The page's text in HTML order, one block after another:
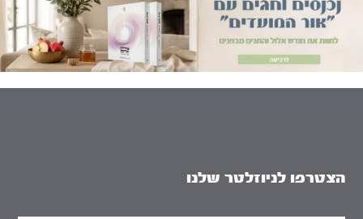
הצטרפו לניוזלטר שלנו